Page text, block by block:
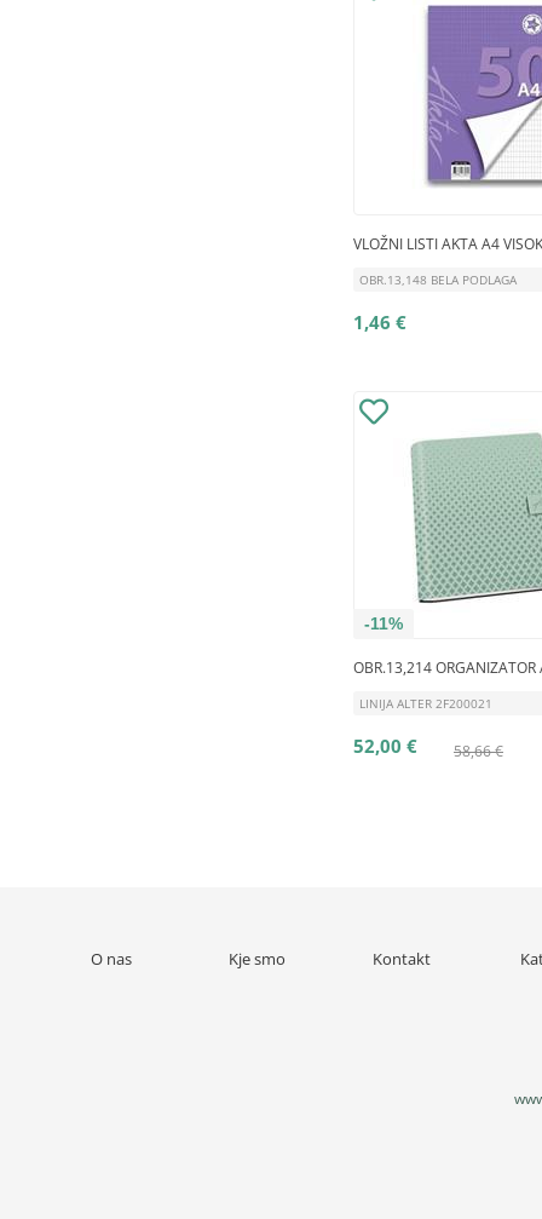
VLOŽNI LISTI AKTA A4
OBR.13,148 BELA PODLAGA
1,46 €
-11%
OBR.13,214 ORGANIZATOR
LINIJA ALTER 2F200021
58,66 €
52,00 €
O nas Kje smo Kontakt